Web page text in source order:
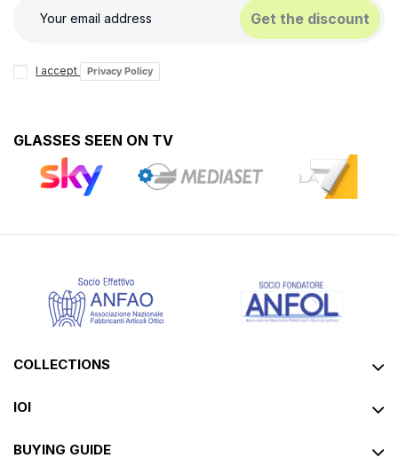
Get the discount
I accept Privacy Policy
GLASSES SEEN ON TV
COLLECTIONS
IOI
BUYING GUIDE